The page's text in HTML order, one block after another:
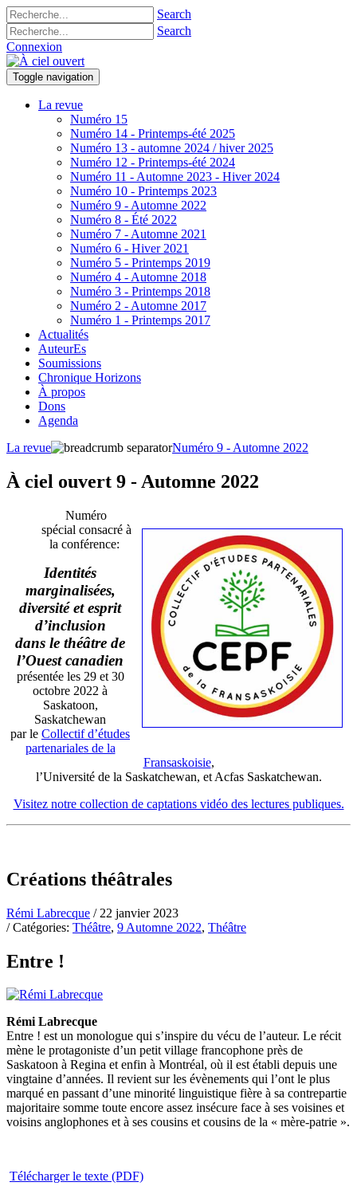
Search
Search
Connexion
Toggle navigation
La revue
Numéro 15
Numéro 14 - Printemps-été 2025
Numéro 13 - automne 2024 / hiver 2025
Numéro 12 - Printemps-été 2024
Numéro 11 - Automne 2023 - Hiver 2024
Numéro 10 - Printemps 2023
Numéro 9 - Automne 2022
Numéro 8 - Été 2022
Numéro 7 - Automne 2021
Numéro 6 - Hiver 2021
Numéro 5 - Printemps 2019
Numéro 4 - Automne 2018
Numéro 3 - Printemps 2018
Numéro 2 - Automne 2017
Numéro 1 - Printemps 2017
Actualités
AuteurEs
Soumissions
Chronique Horizons
À propos
Dons
Agenda
La revue
Numéro 9 - Automne 2022
À ciel ouvert 9 - Automne 2022
Numéro
spécial consacré à
la conférence:
Identités
marginalisées,
diversité et esprit
d’inclusion
dans le théâtre de
l’Ouest canadien
présentée les 29 et 30
octobre 2022 à
Saskatoon,
Saskatchewan
par le Collectif d’études
partenariales de la
Fransaskoisie,
l’Université de la Saskatchewan, et Acfas Saskatchewan.
Visitez notre collection de captations vidéo des lectures publiques.
Créations théâtrales
Rémi Labrecque / 22 janvier 2023
/ Catégories: Théâtre, 9 Automne 2022, Théâtre
Entre !
Rémi Labrecque
Entre ! est un monologue qui s’inspire du vécu de l’auteur. Le récit
mène le protagoniste d’un petit village francophone près de
Saskatoon à Regina et enfin à Montréal, où il est établi depuis une
vingtaine d’années. Il revient sur les évènements qui l’ont le plus
marqué en passant d’une minorité linguistique fière à sa contrepartie
majoritaire somme toute encore assez insécure face à ses voisines et
voisins anglophones et à ses cousins et cousins de la « mère-patrie ».
Télécharger le texte (PDF)